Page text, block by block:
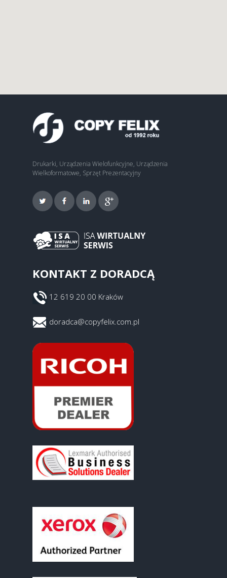
Drukarki, Urządzenia Wielofunkcyjne, Urządzenia
Wielkoformatowe, Sprzęt Prezentacyjny
KONTAKT Z DORADCĄ
12 619 20 00 Kraków
doradca@copyfelix.com.pl